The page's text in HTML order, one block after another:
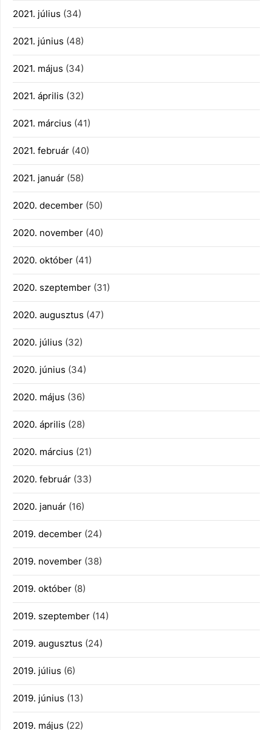
2021. július (34)
2021. június (48)
2021. május (34)
2021. április (32)
2021. március (41)
2021. február (40)
2021. január (58)
2020. december (50)
2020. november (40)
2020. október (41)
2020. szeptember (31)
2020. augusztus (47)
2020. július (32)
2020. június (34)
2020. május (36)
2020. április (28)
2020. március (21)
2020. február (33)
2020. január (16)
2019. december (24)
2019. november (38)
2019. október (8)
2019. szeptember (14)
2019. augusztus (24)
2019. július (6)
2019. június (13)
2019. május (22)